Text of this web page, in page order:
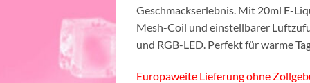
Geschmackserlebnis. Mit 20ml E-
Mesh-Coil und einstellbarer
und RGB-LED. Perfekt für warme
Europaweite Lieferung ohne